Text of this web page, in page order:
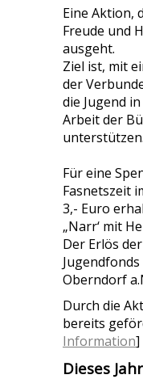
Eine Aktion,
Freude und
ausgeht.
Ziel ist, mit
der
die Jugend
Arbeit der
unterstützen.
Für eine
Fasnetszeit
3,- Euro
„Narr‘ mit
Der Erlös
Oberndorf
Durch die
bereits
Information]
Dieses